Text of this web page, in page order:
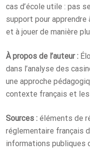
cas d’école utile : pas
support pour
et à jouer de manière
À propos de l’auteur :
dans l’analyse des
une approche
contexte français et
Sources : éléments de
réglementaire français
informations publiques